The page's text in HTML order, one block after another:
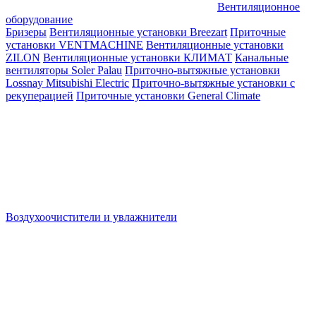
Вентиляционное
оборудование
Бризеры Вентиляционные установки Breezart Приточные
установки VENTMACHINE Вентиляционные установки
ZILON Вентиляционные установки КЛИМАТ Канальные
вентиляторы Soler Palau Приточно-вытяжные установки
Lossnay Mitsubishi Electric Приточно-вытяжные установки с
рекуперацией Приточные установки General Climate
Воздухоочистители и увлажнители